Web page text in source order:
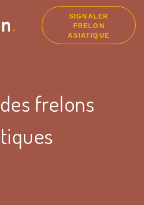
SIGNALER
FRELON
ASIATIQUE
frelons